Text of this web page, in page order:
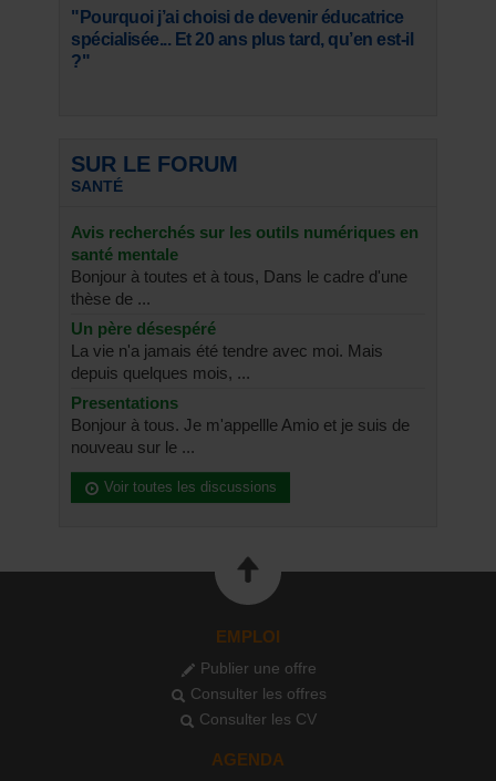
"Pourquoi j’ai choisi de devenir éducatrice
spécialisée... Et 20 ans plus tard, qu’en est-il
?"
SUR LE FORUM
SANTÉ
Avis recherchés sur les outils numériques en
santé mentale
Bonjour à toutes et à tous, Dans le cadre d'une
thèse de ...
Un père désespéré
La vie n'a jamais été tendre avec moi. Mais
depuis quelques mois, ...
Presentations
Bonjour à tous. Je m'appellle Amio et je suis de
nouveau sur le ...
Voir toutes les discussions
EMPLOI
Publier une offre
Consulter les offres
Consulter les CV
AGENDA